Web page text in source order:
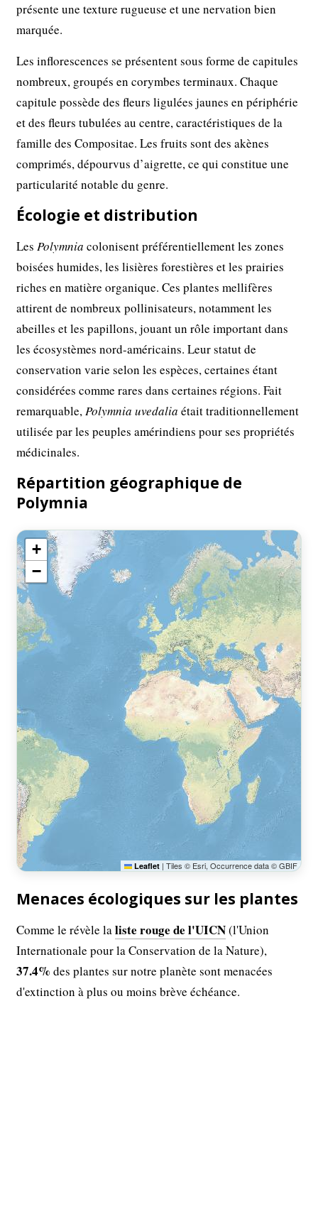
présente une texture rugueuse et une nervation bien
marquée.
Les inflorescences se présentent sous forme de capitules
nombreux, groupés en corymbes terminaux. Chaque
capitule possède des fleurs ligulées jaunes en périphérie
et des fleurs tubulées au centre, caractéristiques de la
famille des Compositae. Les fruits sont des akènes
comprimés, dépourvus d’aigrette, ce qui constitue une
particularité notable du genre.
Écologie et distribution
LesPolymnia colonisent préférentiellement les zones
boisées humides, les lisières forestières et les prairies
riches en matière organique. Ces plantes mellifères
attirent de nombreux pollinisateurs, notamment les
abeilles et les papillons, jouant un rôle important dans
les écosystèmes nord-américains. Leur statut de
conservation varie selon les espèces, certaines étant
considérées comme rares dans certaines régions. Fait
remarquable,Polymnia uvedalia était traditionnellement
utilisée par les peuples amérindiens pour ses propriétés
médicinales.
Répartition géographique de
Polymnia
+
−
Leaflet | Tiles © Esri, Occurrence data © GBIF
Menaces écologiques sur les plantes
Comme le révèle laliste rouge de l'UICN(l'Union
Internationale pour la Conservation de la Nature),
37.4% des plantes sur notre planète sont menacées
d'extinction à plus ou moins brève échéance.